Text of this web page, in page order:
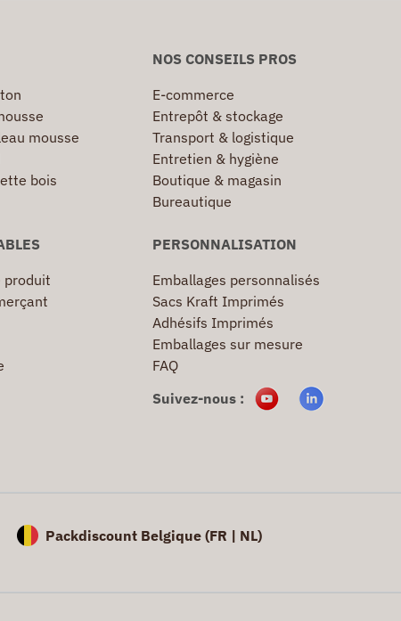
mousse
bois
NOS CONSEILS PROS
E-commerce
Entrepôt & stockage
Transport & logistique
Entretien & hygiène
Boutique & magasin
Bureautique
produit
PERSONNALISATION
Emballages personnalisés
Sacs Kraft Imprimés
Adhésifs Imprimés
Emballages sur mesure
FAQ
Suivez-nous :
Packdiscount Belgique (FR | NL)